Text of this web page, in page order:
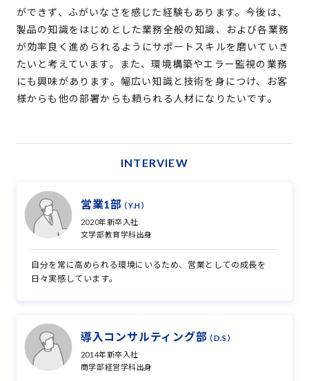
ができず、ふがいなさを感じた経験もあります。今後は、
製品の知識をはじめとした業務全般の知識、および各業務
が効率良く進められるようにサポートスキルを磨いていき
たいと考えています。また、環境構築やエラー監視の業務
にも興味があります。幅広い知識と技術を身につけ、お客
様からも他の部署からも頼られる人材になりたいです。
INTERVIEW
営業1部（Y.H）
2020年新卒入社
文学部教育学科出身
自分を常に高められる環境にいるため、営業としての成長を
日々実感しています。
導入コンサルティング部（D.S）
2014年新卒入社
商学部経営学科出身